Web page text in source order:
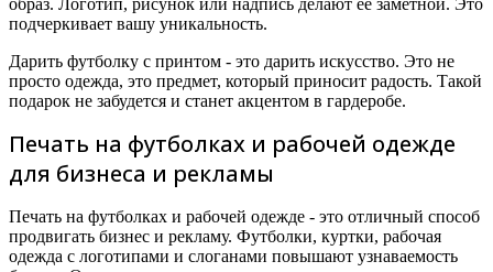
подчеркивает вашу уникальность.
Дарить футболку с принтом - это дарить искусство. Это не
просто одежда, это предмет, который приносит радость. Такой
подарок не забудется и станет акцентом в гардеробе.
Печать на футболках и рабочей одежде
для бизнеса и рекламы
Печать на футболках и рабочей одежде - это отличный способ
продвигать бизнес и рекламу. Футболки, куртки, рабочая
одежда с логотипами и слоганами повышают узнаваемость